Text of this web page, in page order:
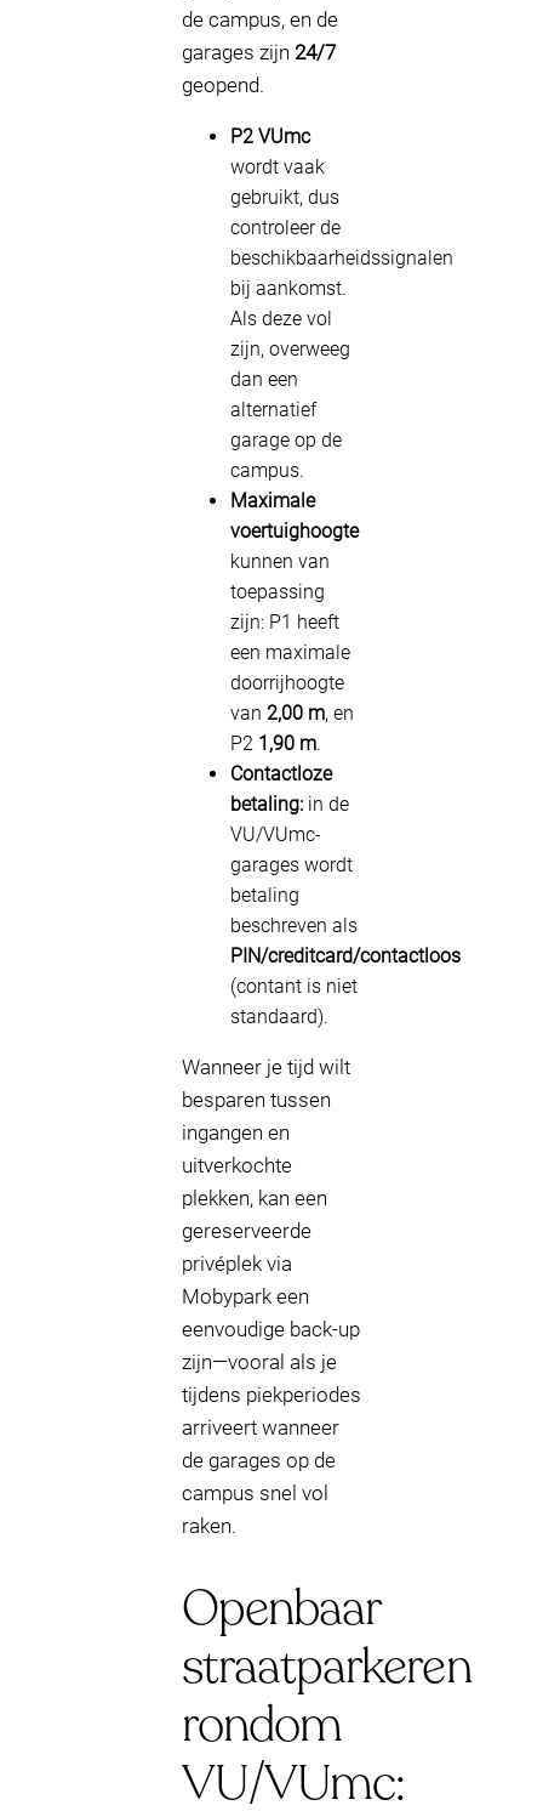
de campus, en de
garages zijn 24/7
geopend.
P2 VUmc
wordt vaak
gebruikt, dus
controleer de
beschikbaarheidssignalen
bij aankomst.
Als deze vol
zijn, overweeg
dan een
alternatief
garage op de
campus.
Maximale
voertuighoogte
kunnen van
toepassing
zijn: P1 heeft
een maximale
doorrijhoogte
van 2,00 m, en
P2 1,90 m.
Contactloze
betaling: in de
VU/VUmc-
garages wordt
betaling
beschreven als
PIN/creditcard/contactloos
(contant is niet
standaard).
Wanneer je tijd wilt
besparen tussen
ingangen en
uitverkochte
plekken, kan een
gereserveerde
privéplek via
Mobypark een
eenvoudige back-up
zijn—vooral als je
tijdens piekperiodes
arriveert wanneer
de garages op de
campus snel vol
raken.
Openbaar
straatparkeren
rondom
VU/VUmc: